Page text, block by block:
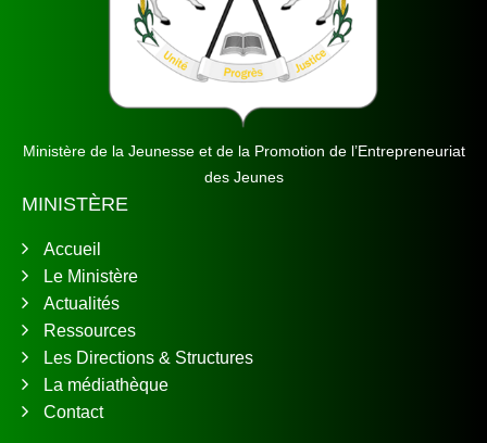
Ministère de la Jeunesse et de la Promotion de l’Entrepreneuriat
des Jeunes
MINISTÈRE
Accueil
Le Ministère
Actualités
Ressources
Les Directions & Structures
La médiathèque
Contact